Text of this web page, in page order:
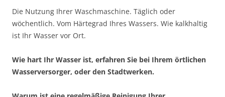
Die Nutzung Ihrer Waschmaschine. Täglich oder
wöchentlich. Vom Härtegrad Ihres Wassers. Wie kalkhaltig
ist Ihr Wasser vor Ort.
Wie hart Ihr Wasser ist, erfahren Sie bei Ihrem örtlichen
Wasserversorger, oder den Stadtwerken.